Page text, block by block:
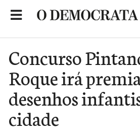
Concurso
Roque irá
desenhos
cidade